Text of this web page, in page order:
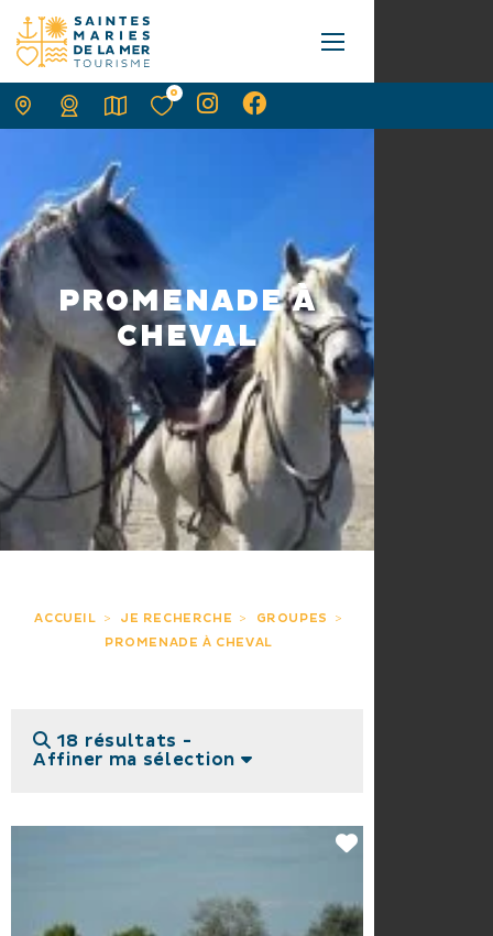
PROMENADE À
CHEVAL
ACCUEIL JE RECHERCHE
GROUPES
PROMENADE À CHEVAL
18 résultats -
Affiner ma sélection
0